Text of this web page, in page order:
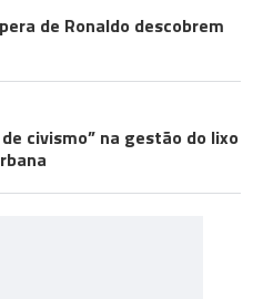
de Ronaldo descobrem
civismo” na gestão do lixo